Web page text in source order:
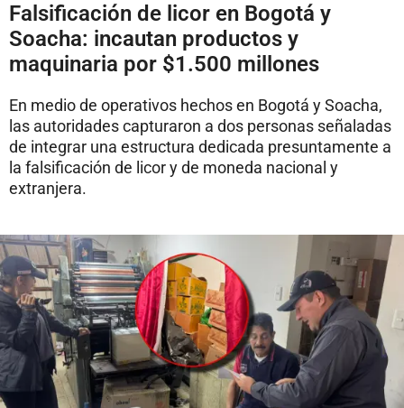
Falsificación de licor en Bogotá y
Soacha: incautan productos y
maquinaria por $1.500 millones
En medio de operativos hechos en Bogotá y Soacha,
las autoridades capturaron a dos personas señaladas
de integrar una estructura dedicada presuntamente a
la falsificación de licor y de moneda nacional y
extranjera.